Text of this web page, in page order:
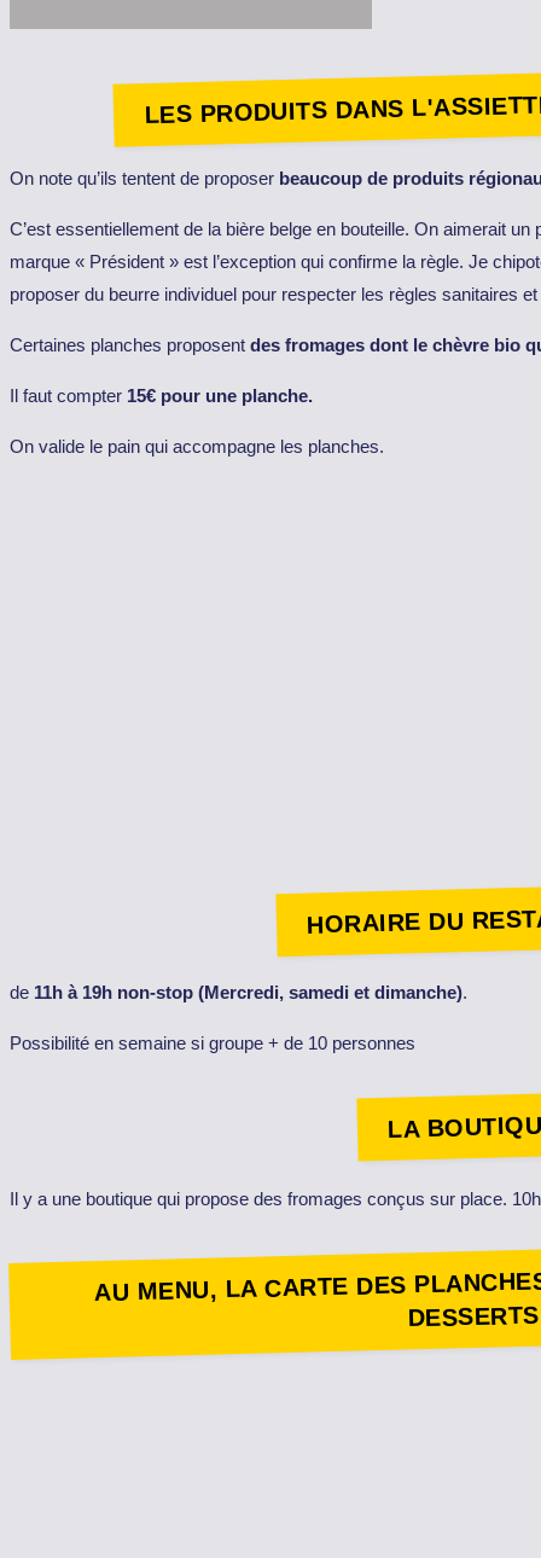
LES PRODUITS DANS
On note qu’ils tentent de proposer beaucoup de produits
C’est essentiellement de la bière belge en bouteille. On aimerait un
marque « Président » est l’exception qui confirme la règle. Je
proposer du beurre individuel pour respecter les règles sanitaires et
Certaines planches proposent des fromages dont le chèvre bio
Il faut compter 15€ pour une planche.
On valide le pain qui accompagne les planches.
HORAIRE DU
de 11h à 19h non-stop (Mercredi, samedi et dimanche).
Possibilité en semaine si groupe + de 10 personnes
LA
Il y a une boutique qui propose des fromages conçus sur place.
AU MENU, LA CARTE DES
DESSERTS